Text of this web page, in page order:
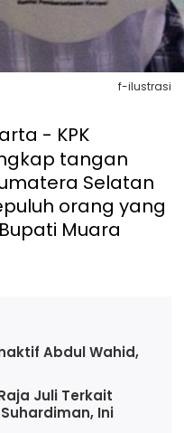
f-ilustrasi
- KPK
tangan
Selatan
orang yang
Muara
Abdul Wahid,
Juli Terkait
Ini